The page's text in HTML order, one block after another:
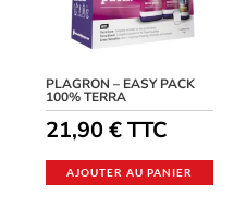
PLAGRON – EASY PACK
100% TERRA
21,90€ TTC
AJOUTER AU PANIER